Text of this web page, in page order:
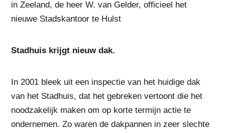
in Zeeland, de heer W. van Gelder, officieel het
nieuwe Stadskantoor te Hulst
Stadhuis krijgt nieuw dak.
In 2001 bleek uit een inspectie van het huidige dak
van het Stadhuis, dat het gebreken vertoont die het
noodzakelijk maken om op korte termijn actie te
ondernemen. Zo waren de dakpannen in zeer slechte